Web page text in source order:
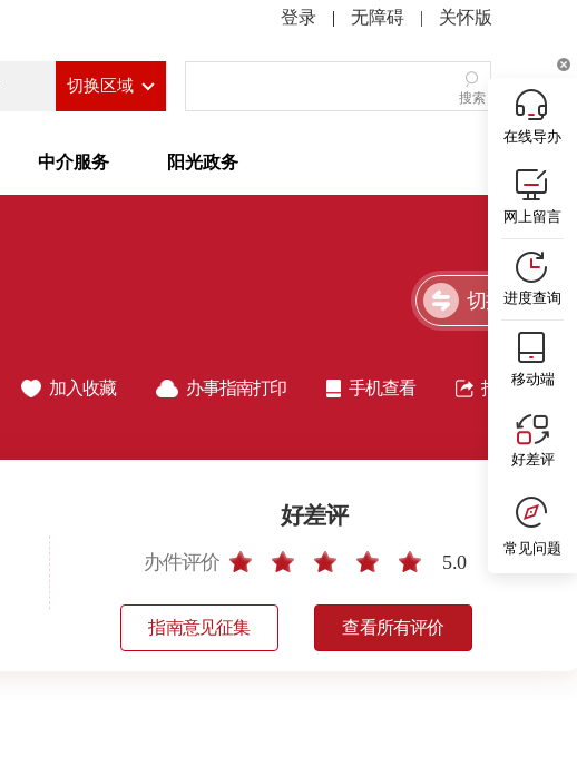
| 无障碍 | 关怀版
切换区域
搜索
中介服务 阳光政务
切换简洁版
加入收藏 办事指南打印 手机查看 指南分享
好差评
办件评价 5.0
指南意见征集 查看所有评价
在线导办
网上留言
进度查询
移动端
好差评
常见问题